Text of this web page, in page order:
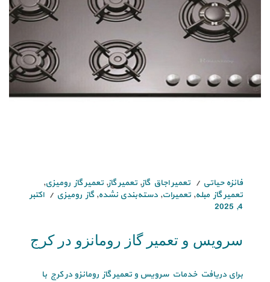
فائزه حیاتی تعمیر اجاق گاز, تعمیر گاز, تعمیر گاز رومیزی,
تعمیر گاز مبله, تعمیرات, دسته‌بندی نشده,گاز رومیزی
اکتبر
4, 2025
سرویس و تعمیر گاز رومانزو در کرج
برای دریافت خدمات سرویس و تعمیر گاز رومانزو در کرج با